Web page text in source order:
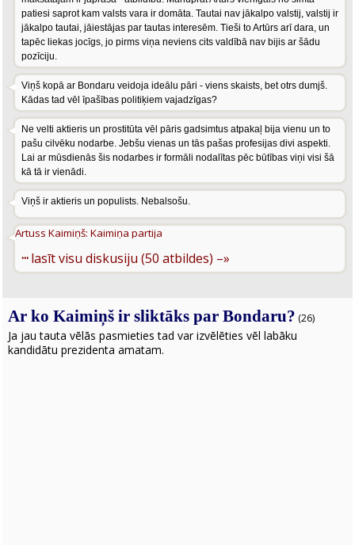
patiesi saprot kam valsts vara ir domāta. Tautai nav jākalpo valstij, valstij ir
jākalpo tautai, jāiestājas par tautas interesēm. Tieši to Artūrs arī dara, un
tapēc liekas jocīgs, jo pirms viņa neviens cits valdībā nav bijis ar šādu
pozīciju.
Viņš kopā ar Bondaru veidoja ideālu pāri - viens skaists, bet otrs dumjš.
Kādas tad vēl īpašības politiķiem vajadzīgas?
Ne velti aktieris un prostitūta vēl pāris gadsimtus atpakaļ bija vienu un to
pašu cilvēku nodarbe. Jebšu vienas un tās pašas profesijas divi aspekti.
Lai ar mūsdienās šis nodarbes ir formāli nodalītas pēc būtības viņi visi šā
kā tā ir vienādi.
Viņš ir aktieris un populists. Nebalsošu.
···
Artuss Kaimiņš: Kaimiņa partija
lasīt visu diskusiju (50 atbildes) –»
Ar ko Kaimiņš ir sliktāks par Bondaru? (26)
Ja jau tauta vēlās pasmieties tad var izvēlēties vēl labāku
kandidātu prezidenta amatam.